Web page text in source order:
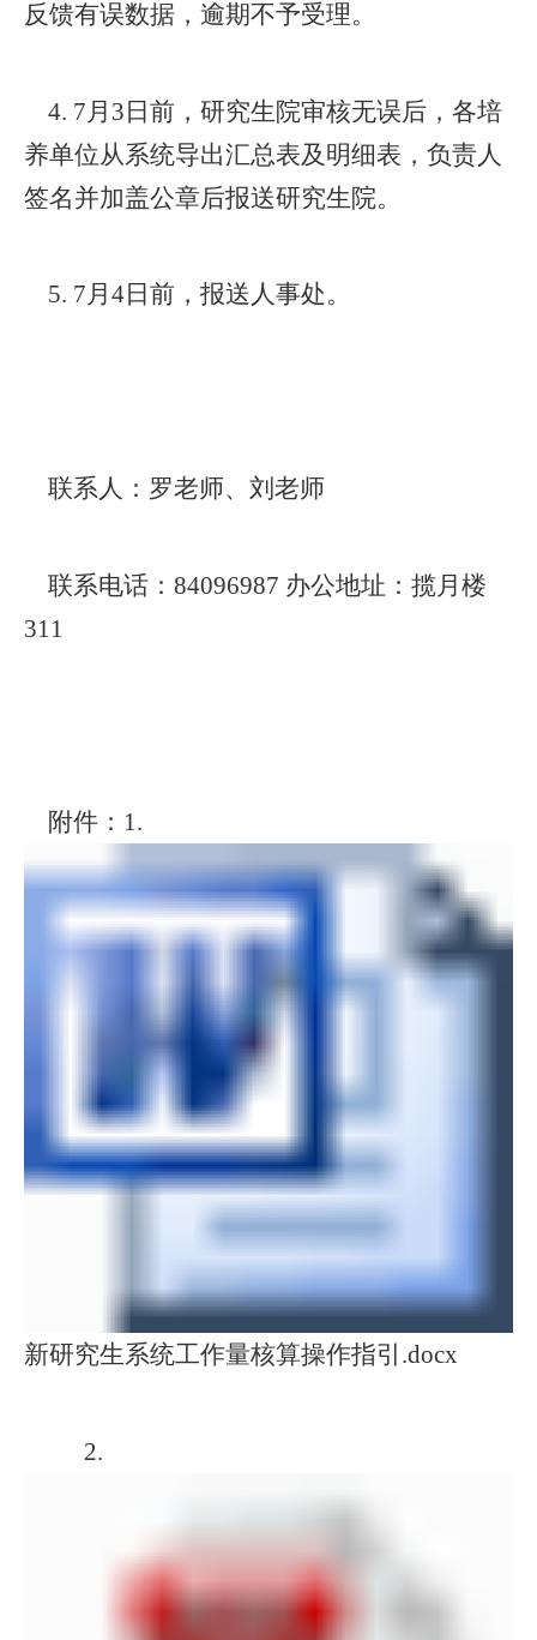
反馈有误数据，逾期不予受理。
4. 7月3日前， 研究生院审核无误后，各培
养单位从系统导出汇总表及明细表， 负责人
签名并加盖公章后报送研究生院。
5. 7月 4日前，报送人事处。
联系人：罗老师、刘老师
联系电话： 84096987 办公地址： 揽月楼
311
附件：1.
新研究生系统工作量核算操作指引.docx
2.